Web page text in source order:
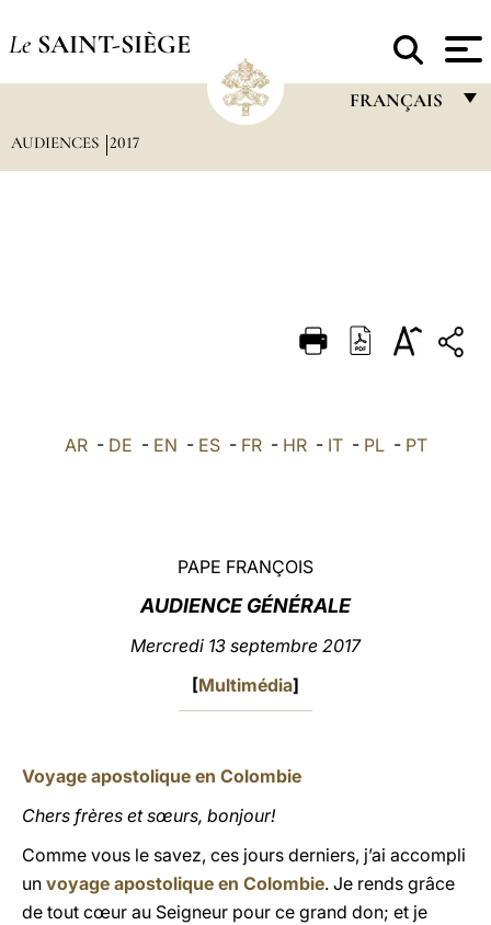
Le SAINT-SIÈGE
FRANÇAIS
DEUTSCH
العربيّة
AUDIENCES 2017
AR- DE - EN - ES- FR- HR- IT- PL- PT
PAPE FRANÇOIS
AUDIENCE GÉNÉRALE
Mercredi 13 septembre 2017
[Multimédia]
Voyage apostolique en Colombie
Chers frères et sœurs, bonjour!
Comme vous le savez, ces jours derniers, j’ai accompli
un voyage apostolique en Colombie. Je rends grâce
de tout cœur au Seigneur pour ce grand don; et je